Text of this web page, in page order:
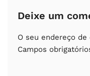
Deixe um
O seu endereço
Campos